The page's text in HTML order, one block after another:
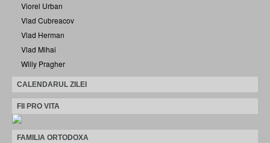
Viorel Urban
Vlad Cubreacov
Vlad Herman
Vlad Mihai
Willy Pragher
CALENDARUL ZILEI
FII PRO VITA
FAMILIA ORTODOXA